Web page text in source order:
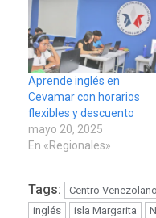
Aprende inglés en
Cevamar con horarios
flexibles y descuento
mayo 20, 2025
En «Regionales»
Tags: Centro
inglés
isla Margarita